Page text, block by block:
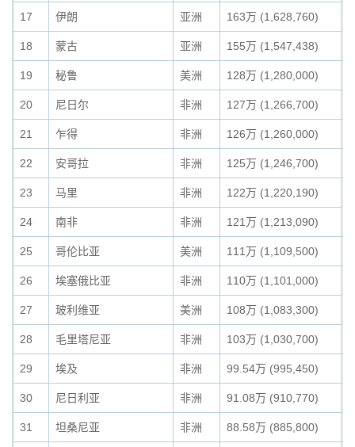
17 伊朗 亚洲 163万 (1,628,760)
18 蒙古 亚洲 155万 (1,547,438)
19 秘鲁 美洲 128万 (1,280,000)
20 尼日尔 非洲 127万 (1,266,700)
21 乍得 非洲 126万 (1,260,000)
22 安哥拉 非洲 125万 (1,246,700)
23 马里 非洲 122万 (1,220,190)
24 南非 非洲 121万 (1,213,090)
25 哥伦比亚 美洲 111万 (1,109,500)
26 埃塞俄比亚 非洲 110万 (1,101,000)
27 玻利维亚 美洲 108万 (1,083,300)
28 毛里塔尼亚 非洲 103万 (1,030,700)
29 埃及 非洲 99.54万 (995,450)
30 尼日利亚 非洲 91.08万 (910,770)
31 坦桑尼亚 非洲 88.58万 (885,800)